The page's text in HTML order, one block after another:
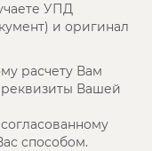
УПД
и оригинал
расчету Вам
Вашей
способом.